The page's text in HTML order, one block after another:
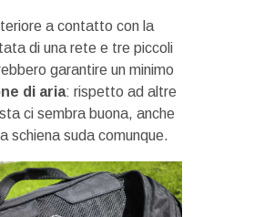
a contatto con la
di una rete e tre piccoli
garantire un minimo
di aria: rispetto ad altre
ci sembra buona, anche
schiena suda comunque.